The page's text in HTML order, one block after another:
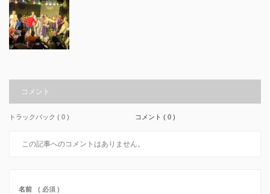
コメント
トラックバック ( 0 ) コメント ( 0 )
この記事へのコメントはありません。
名前 ( 必須 )